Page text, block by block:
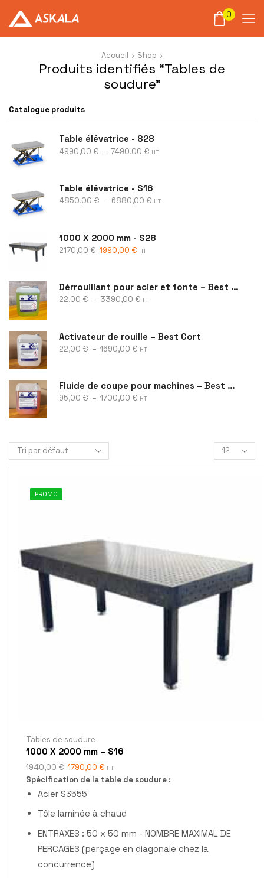
0
Accueil Shop
Produits identifiés “Tables de
soudure”
PROMO
Tables de soudure
1000 X 2000 mm – S16
1940,00€ 1790,00 € HT
Spécification de la table de soudure :
Acier S3555
Tôle laminée à chaud
ENTRAXES : 50 x 50 mm - NOMBRE MAXIMAL DE
PERCAGES (perçage en diagonale chez la
concurrence)
Catalogue produits
Table élévatrice - S28
4990,00 € – 7490,00 € HT
Table élévatrice - S16
4850,00 € – 6880,00 € HT
1000 X 2000 mm - S28
2170,00€ 1990,00 € HT
Dérrouillant pour acier et fonte – Best Rust
22,00 € – 3390,00 € HT
Activateur de rouille – Best Cort
22,00 € – 1690,00 € HT
Fluide de coupe pour machines – Best Cool
95,00 € – 1700,00 € HT